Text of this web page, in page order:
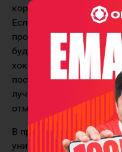
коронавирусом. Это
Если вы собираетесь
профессионалом, стать
буду готов совершить
хоккеист, переход в
поступком, но если это
лучшим решением будет
отметил хоккеист.
В прошедшем сезоне
университет Мичигана